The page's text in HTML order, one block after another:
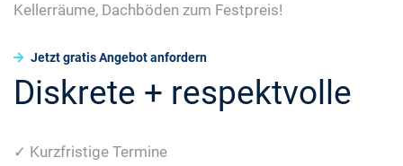
Kellerräume, Dachböden zum Festpreis!
Jetzt gratis Angebot anfordern
Diskrete + respektvolle
✓ Kurzfristige Termine